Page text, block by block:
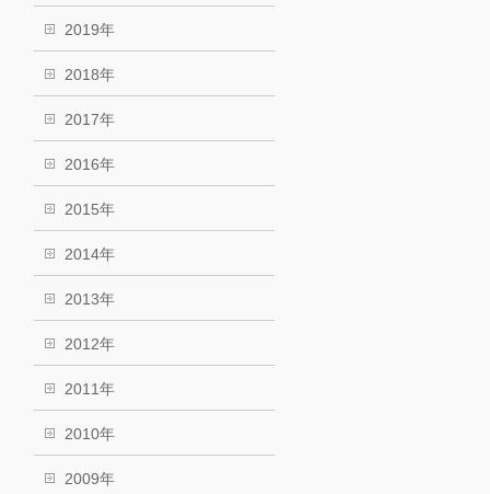
2019年
2018年
2017年
2016年
2015年
2014年
2013年
2012年
2011年
2010年
2009年